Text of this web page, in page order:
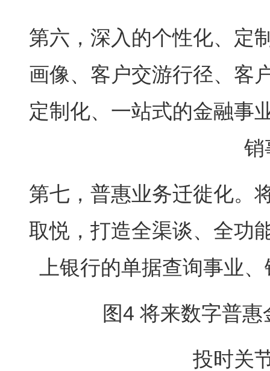
第六，深入的个性化、定
画像、客户交游行径、客
定制化、一站式的金融事
销
第七，普惠业务迁徙化。
取悦，打造全渠谈、全功
上银行的单据查询事业
图4 将来数字普
投时关